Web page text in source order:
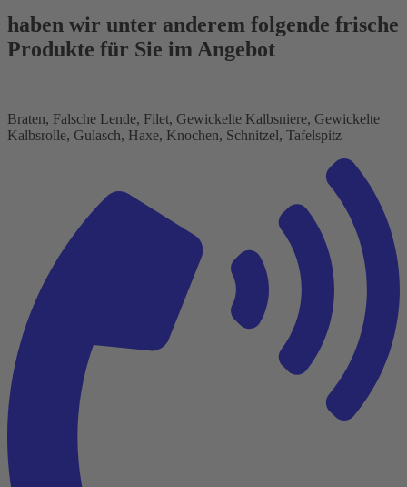
haben wir unter anderem folgende frische
Produkte für Sie im Angebot
Braten, Falsche Lende, Filet, Gewickelte Kalbsniere, Gewickelte
Kalbsrolle, Gulasch, Haxe, Knochen, Schnitzel, Tafelspitz